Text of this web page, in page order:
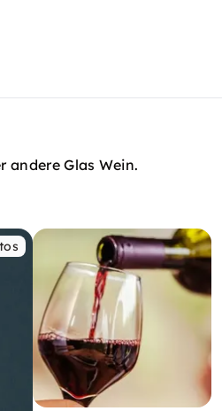
andere Glas Wein.